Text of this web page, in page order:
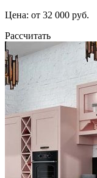
Цена: от 32 000 руб.
Рассчитать